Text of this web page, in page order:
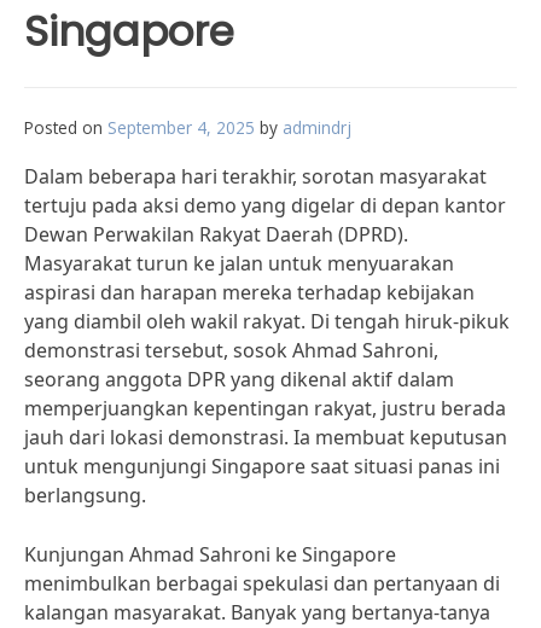
Singapore
Posted on September 4, 2025 by admindrj
Dalam beberapa hari terakhir, sorotan masyarakat
tertuju pada aksi demo yang digelar di depan kantor
Dewan Perwakilan Rakyat Daerah (DPRD).
Masyarakat turun ke jalan untuk menyuarakan
aspirasi dan harapan mereka terhadap kebijakan
yang diambil oleh wakil rakyat. Di tengah hiruk-pikuk
demonstrasi tersebut, sosok Ahmad Sahroni,
seorang anggota DPR yang dikenal aktif dalam
memperjuangkan kepentingan rakyat, justru berada
jauh dari lokasi demonstrasi. Ia membuat keputusan
untuk mengunjungi Singapore saat situasi panas ini
berlangsung.
Kunjungan Ahmad Sahroni ke Singapore
menimbulkan berbagai spekulasi dan pertanyaan di
kalangan masyarakat. Banyak yang bertanya-tanya